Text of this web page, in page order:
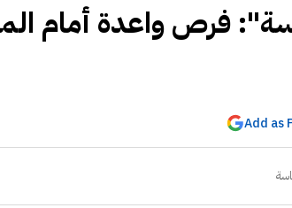
فرص واعدة أمام
Add as